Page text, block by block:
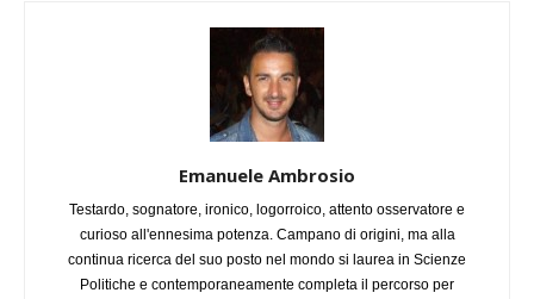
Emanuele Ambrosio
Testardo, sognatore, ironico, logorroico, attento osservatore e
curioso all'ennesima potenza. Campano di origini, ma alla
continua ricerca del suo posto nel mondo si laurea in Scienze
Politiche e contemporaneamente completa il percorso per